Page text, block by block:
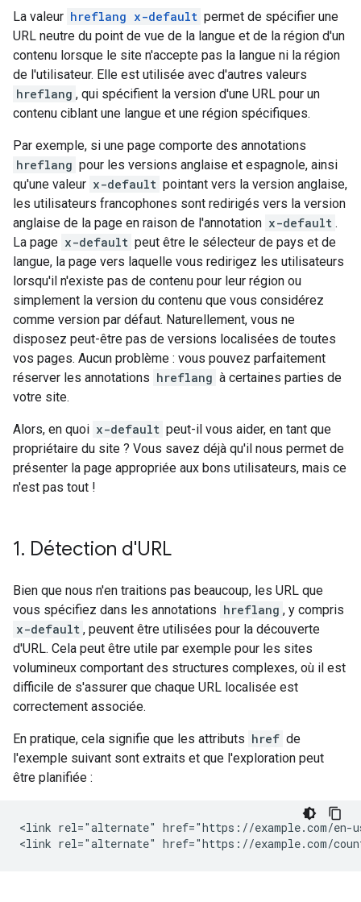
La valeur hreflang x-default permet de spécifier une
URL neutre du point de vue de la langue et de la région d'un
contenu lorsque le site n'accepte pas la langue ni la région
de l'utilisateur. Elle est utilisée avec d'autres valeurs
hreflang , qui spécifient la version d'une URL pour un
contenu ciblant une langue et une région spécifiques.
Par exemple, si une page comporte des annotations
hreflang pour les versions anglaise et espagnole, ainsi
qu'une valeur x-default pointant vers la version anglaise,
les utilisateurs francophones sont redirigés vers la version
anglaise de la page en raison de l'annotation x-default .
La page x-default peut être le sélecteur de pays et de
langue, la page vers laquelle vous redirigez les utilisateurs
lorsqu'il n'existe pas de contenu pour leur région ou
simplement la version du contenu que vous considérez
comme version par défaut. Naturellement, vous ne
disposez peut-être pas de versions localisées de toutes
vos pages. Aucun problème : vous pouvez parfaitement
réserver les annotations hreflang à certaines parties de
votre site.
Alors, en quoi x-default peut-il vous aider, en tant que
propriétaire du site ? Vous savez déjà qu'il nous permet de
présenter la page appropriée aux bons utilisateurs, mais ce
n'est pas tout !
1. Détection d'URL
Bien que nous n'en traitions pas beaucoup, les URL que
vous spécifiez dans les annotations hreflang , y compris
x-default , peuvent être utilisées pour la découverte
d'URL. Cela peut être utile par exemple pour les sites
volumineux comportant des structures complexes, où il est
difficile de s'assurer que chaque URL localisée est
correctement associée.
En pratique, cela signifie que les attributs href de
l'exemple suivant sont extraits et que l'exploration peut
être planifiée :
<link rel="alternate" href="https://example.com/en-
<link rel="alternate" href="https://example.com/